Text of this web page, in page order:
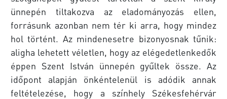
ünnepén tiltakozva az eladományozás ellen,
forrásunk azonban nem tér ki arra, hogy mindez
hol történt. Az mindenesetre bizonyosnak tűnik:
aligha lehetett véletlen, hogy az elégedetlenkedők
éppen Szent István ünnepén gyűltek össze. Az
időpont alapján önkéntelenül is adódik annak
feltételezése, hogy a színhely Székesfehérvár